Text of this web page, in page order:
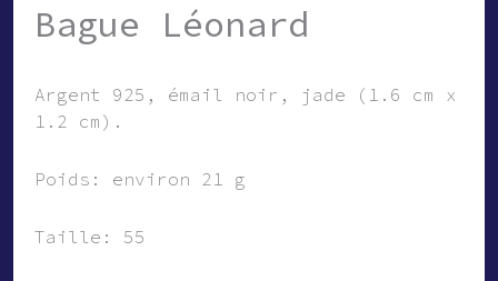
Bague Léonard
Argent 925, émail noir, jade (1.6 cm x
1.2 cm).
Poids: environ 21 g
Taille: 55